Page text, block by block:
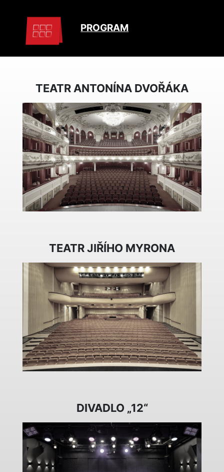
PROGRAM
TEATR ANTONÍNA DVOŘÁKA
TEATR JIŘÍHO MYRONA
DIVADLO „12“